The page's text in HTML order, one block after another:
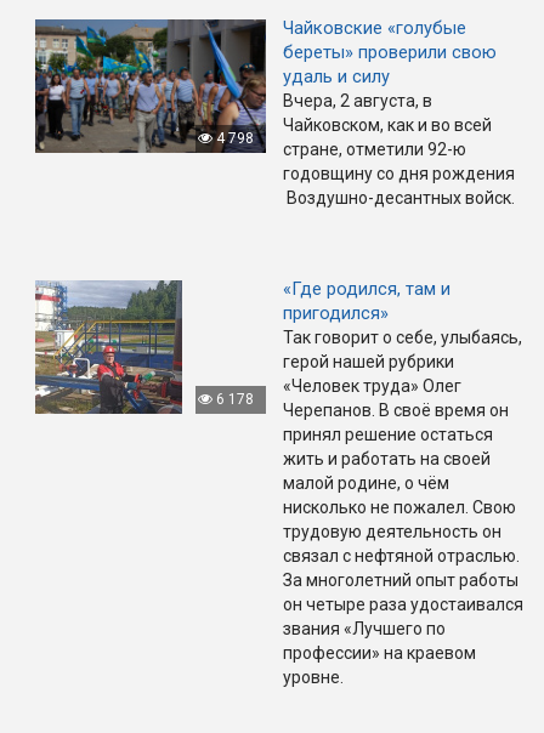
4 798
Чайковские «голубые
береты» проверили свою
удаль и силу
Вчера, 2 августа, в
Чайковском, как и во всей
стране, отметили 92-ю
годовщину со дня рождения
Воздушно-десантных войск.
6 178
«Где родился, там и
пригодился»
Так говорит о себе, улыбаясь,
герой нашей рубрики
«Человек труда» Олег
Черепанов. В своё время он
принял решение остаться
жить и работать на своей
малой родине, о чём
нисколько не пожалел. Свою
трудовую деятельность он
связал с нефтяной отраслью.
За многолетний опыт работы
он четыре раза удостаивался
звания «Лучшего по
профессии» на краевом
уровне.